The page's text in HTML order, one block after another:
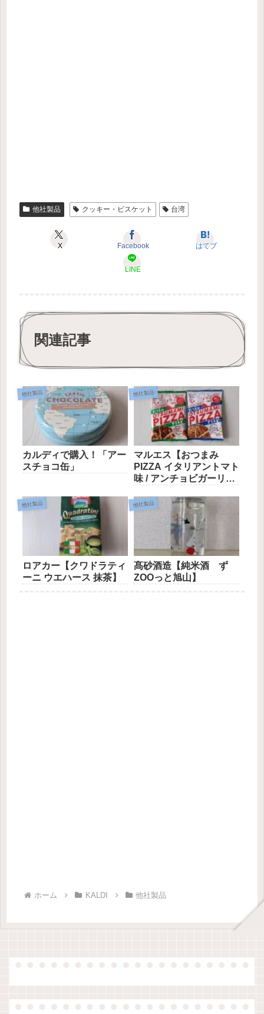
他社製品 クッキー・ビスケット 台湾
X Facebook はてブ
LINE
関連記事
他社製品
カルディで購入！「アー
スチョコ缶」
他社製品
マルエス【おつまみ
PIZZA イタリアントマト
味 / アンチョビガーリッ
他社製品
ロアカー【クワドラティ
ーニ ウエハース 抹茶】
他社製品
髙砂酒造【純米酒 ず
ZOOっと旭山】
ホーム KALDI 他社製品